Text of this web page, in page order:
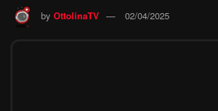
by OttolinaTV 02/04/2025